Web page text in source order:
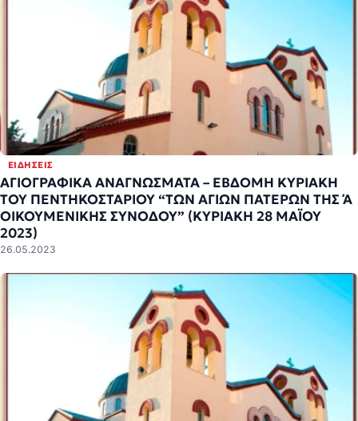
ΕΙΔΉΣΕΙΣ
ΑΓΙΟΓΡΑΦΙΚΑ ΑΝΑΓΝΩΣΜΑΤΑ – ΕΒΔΟΜΗ ΚΥΡΙΑΚΗ
ΤΟΥ ΠΕΝΤΗΚΟΣΤΑΡΙΟΥ “ΤΩΝ ΑΓΙΩΝ ΠΑΤΕΡΩΝ ΤΗΣ Ά
ΟΙΚΟΥΜΕΝΙΚΗΣ ΣΥΝΟΔΟΥ” (ΚΥΡΙΑΚΗ 28 ΜΑΪΟΥ
2023)
26.05.2023